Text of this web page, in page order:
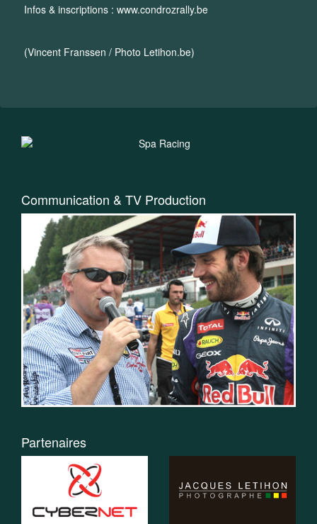
Infos & inscriptions : www.condrozrally.be
(Vincent Franssen / Photo Letihon.be)
Communication & TV Production
Partenaires